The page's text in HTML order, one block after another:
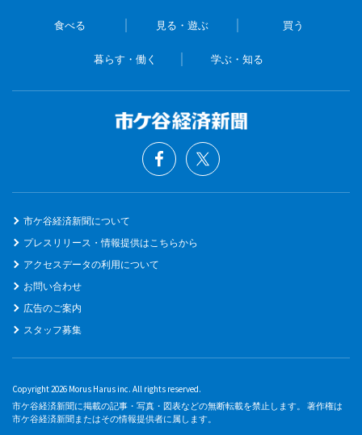
食べる 見る・遊ぶ 買う
暮らす・働く 学ぶ・知る
市ケ谷経済新聞について
プレスリリース・情報提供はこちらから
アクセスデータの利用について
お問い合わせ
広告のご案内
スタッフ募集
Copyright 2026 Morus Harus inc. All rights reserved.
市ケ谷経済新聞に掲載の記事・写真・図表などの無断転載を禁止します。 著作権は
市ケ谷経済新聞またはその情報提供者に属します。